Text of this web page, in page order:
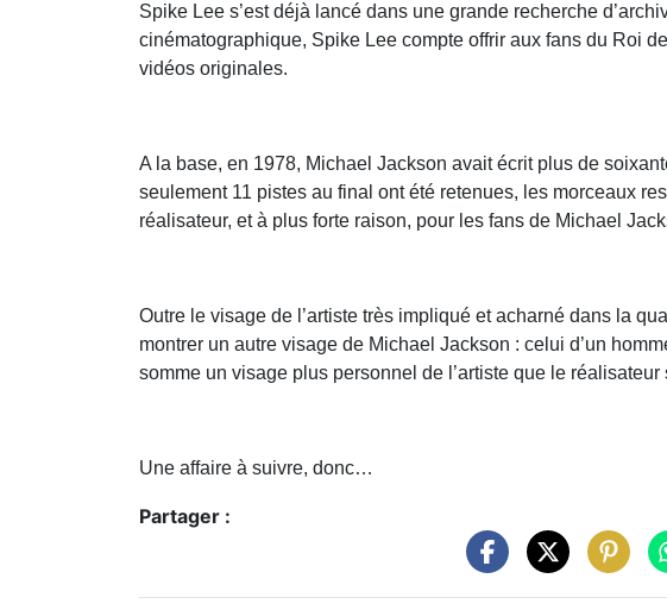
Spike Lee s’est déjà lancé dans une grande recherche
cinématographique, Spike Lee compte offrir aux fans du Roi
vidéos originales.
A la base, en 1978, Michael Jackson avait écrit plus de
seulement 11 pistes au final ont été retenues, les morceaux
réalisateur, et à plus forte raison, pour les fans de Michael
Outre le visage de l’artiste très impliqué et acharné dans la
montrer un autre visage de Michael Jackson : celui d’un
somme un visage plus personnel de l’artiste que le réalisateur
Une affaire à suivre, donc…
Partager :